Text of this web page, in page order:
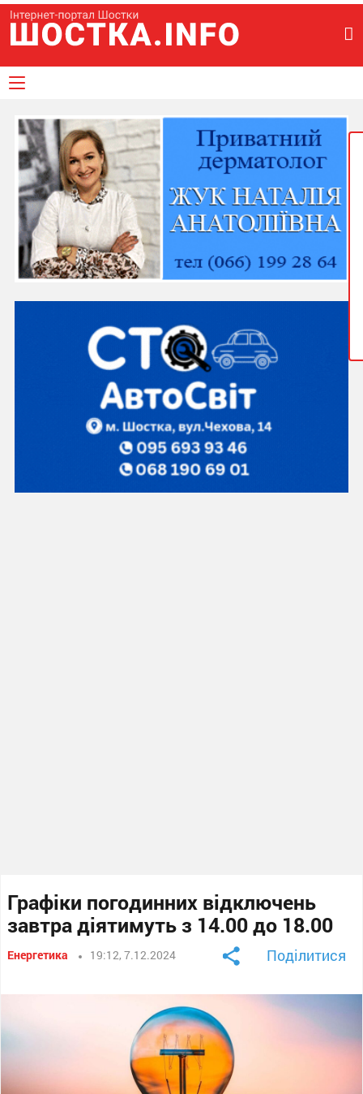
Графіки погодинних відключень
завтра діятимуть з 14.00 до 18.00
Енергетика 19:12, 7.12.2024 Поділитися